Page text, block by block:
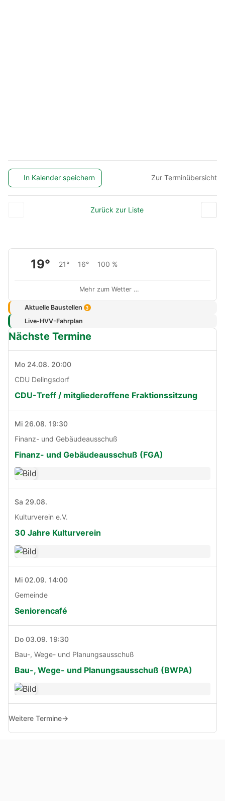
In Kalender speichern Zur Terminübersicht
Zurück zur Liste
19° 21° 16° 100 %
Mehr zum Wetter …
Aktuelle Baustellen 3
Live-HVV-Fahrplan
Nächste Termine
Mo 24.08. 20:00
CDU Delingsdorf
CDU-Treff / mitgliederoffene Fraktionssitzung
Mi 26.08. 19:30
Finanz- und Gebäudeausschuß
Finanz- und Gebäudeausschuß (FGA)
Sa 29.08.
Kulturverein e.V.
30 Jahre Kulturverein
Mi 02.09. 14:00
Gemeinde
Seniorencafé
Do 03.09. 19:30
Bau-, Wege- und Planungsausschuß
Bau-, Wege- und Planungsausschuß (BWPA)
Weitere Termine→